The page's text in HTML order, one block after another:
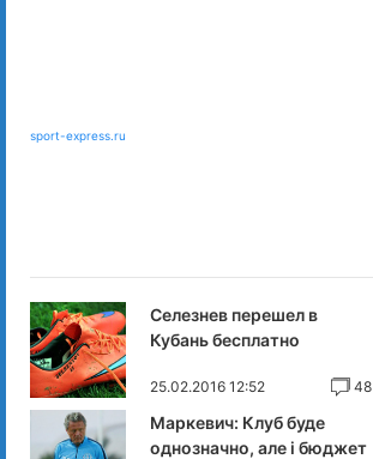
sport-express.ru
Селезнев перешел в
Кубань бесплатно
25.02.2016 12:52 48
Маркевич: Клуб буде
однозначно, але і бюджет